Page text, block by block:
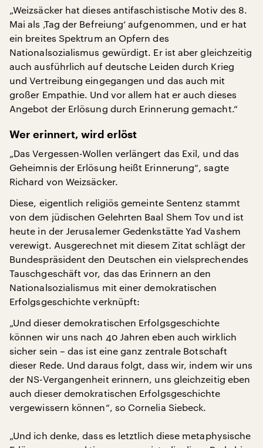
„Weizsäcker hat dieses antifaschistische Motiv des 8.
Mai als ‚Tag der Befreiung‘ aufgenommen, und er hat
ein breites Spektrum an Opfern des
Nationalsozialismus gewürdigt. Er ist aber gleichzeitig
auch ausführlich auf deutsche Leiden durch Krieg
und Vertreibung eingegangen und das auch mit
großer Empathie. Und vor allem hat er auch dieses
Angebot der Erlösung durch Erinnerung gemacht.“
Wer erinnert, wird erlöst
„Das Vergessen-Wollen verlängert das Exil, und das
Geheimnis der Erlösung heißt Erinnerung“, sagte
Richard von Weizsäcker.
Diese, eigentlich religiös gemeinte Sentenz stammt
von dem jüdischen Gelehrten Baal Shem Tov und ist
heute in der Jerusalemer Gedenkstätte Yad Vashem
verewigt. Ausgerechnet mit diesem Zitat schlägt der
Bundespräsident den Deutschen ein vielsprechendes
Tauschgeschäft vor, das das Erinnern an den
Nationalsozialismus mit einer demokratischen
Erfolgsgeschichte verknüpft:
„Und dieser demokratischen Erfolgsgeschichte
können wir uns nach 40 Jahren eben auch wirklich
sicher sein – das ist eine ganz zentrale Botschaft
dieser Rede. Und daraus folgt, dass wir, indem wir uns
der NS-Vergangenheit erinnern, uns gleichzeitig eben
auch dieser demokratischen Erfolgsgeschichte
vergewissern können“, so Cornelia Siebeck.
„Und ich denke, dass es letztlich diese metaphysische